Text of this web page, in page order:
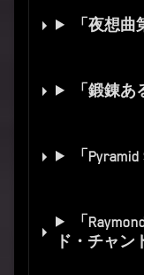
「夜想曲
「鍛錬あ
「
「
ド・チャン